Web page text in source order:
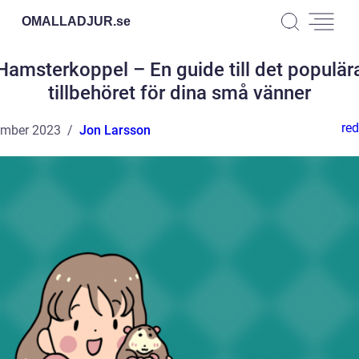
OMALLADJUR.se
– En guide till det
tillbehöret för dina små vänner
2023 Jon Larsson